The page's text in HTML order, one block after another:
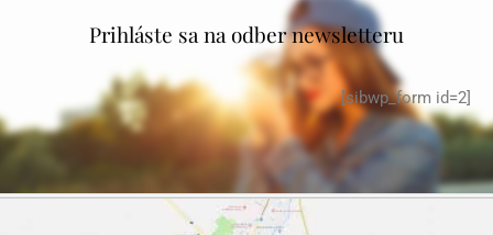
Prihláste sa na odber newsletteru
[sibwp_form id=2]